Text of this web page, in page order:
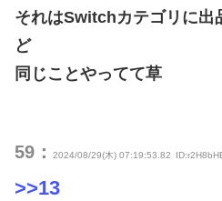
それはSwitchカテゴリに出
ど
同じことやってて草
59： 2024/08/29(木) 07:19:53.82
>>13